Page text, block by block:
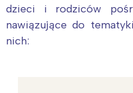
dzieci i rodziców
nawiązujące do
nich: